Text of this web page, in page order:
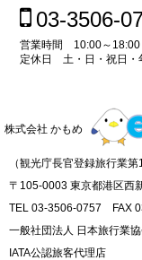
03-3506-
営業時間 10:00～18:00
定休日 土・日・祝日・
株式会社 かもめ
（観光庁長官登録旅行業第
〒105-0003 東京都港区西
TEL 03-3506-0757 FAX
一般社団法人 日本旅行業
IATA公認旅客代理店